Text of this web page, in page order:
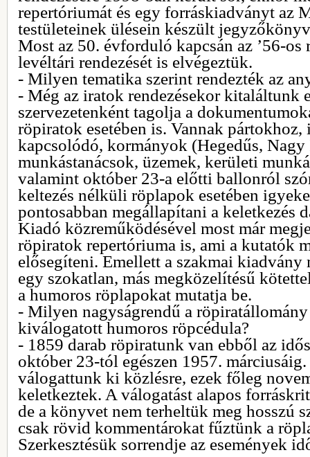
repertóriumát és egy forráskiadványt az
testületeinek ülésein készült
Most az 50. évforduló kapcsán az ’56-
levéltári rendezését is elvégeztük.
- Milyen tematika szerint rendezték az
- Még az iratok rendezésekor kitaláltunk
szervezetenként tagolja a
röpiratok esetében is. Vannak pártokhoz,
kapcsolódó, kormányok (Hegedűs, Nagy
munkástanácsok, üzemek, kerületi
valamint október 23-a előtti ballonról
keltezés nélküli röplapok esetében
pontosabban megállapítani a keletkezés
Kiadó közreműködésével most már
röpiratok repertóriuma is, ami a kutatók
elősegíteni. Emellett a szakmai
egy szokatlan, más megközelítésű
a humoros röplapokat mutatja be.
- Milyen nagyságrendű a
kiválogatott humoros röpcédula?
- 1859 darab röpiratunk van ebből az
október 23-tól egészen 1957.
válogattunk ki közlésre, ezek főleg
keletkeztek. A válogatást alapos
de a könyvet nem terheltük meg hosszú
csak rövid kommentárokat fűztünk a
Szerkesztésük sorrendje az események